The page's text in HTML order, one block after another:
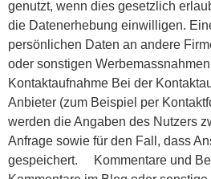
genutzt, wenn dies gesetzlich
die Datenerhebung einwilligen.
persönlichen Daten an andere
oder sonstigen
Kontaktaufnahme Bei der
Anbieter (zum Beispiel per
werden die Angaben des Nutzers
Anfrage sowie für den Fall, dass
gespeichert. Kommentare und